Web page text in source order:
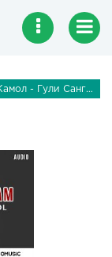
- Гули Сангам